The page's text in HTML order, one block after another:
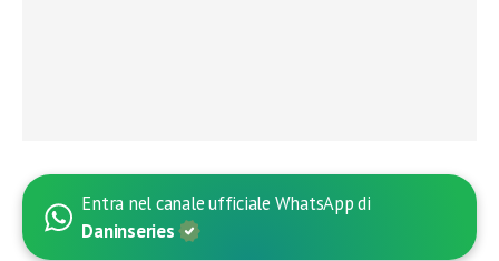
Entra nel canale ufficiale WhatsApp di
Daninseries